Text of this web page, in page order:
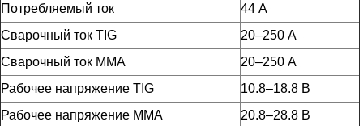
Потребляемый ток
44 А
Сварочный ток TIG
20–250 А
Сварочный ток MMA
20–250 А
Рабочее напряжение TIG
10.8–18.8 В
Рабочее напряжение ММА
20.8–28.8 В